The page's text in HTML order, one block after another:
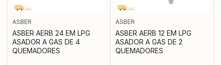
ASBER
ASBER AERB 24 EM LPG
ASADOR A GAS DE 4
QUEMADORES
ASBER
ASBER AERB 12 EM LPG
ASADOR A GAS DE 2
QUEMADORES